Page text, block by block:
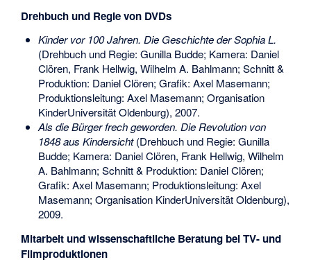
Drehbuch und Regie von DVDs
Kinder vor 100 Jahren. Die Geschichte der Sophia L.
(Drehbuch und Regie: Gunilla Budde; Kamera: Daniel
Clören, Frank Hellwig, Wilhelm A. Bahlmann; Schnitt &
Produktion: Daniel Clören; Grafik: Axel Masemann;
Produktionsleitung: Axel Masemann; Organisation
KinderUniversität Oldenburg), 2007.
Als die Bürger frech geworden. Die Revolution von
1848 aus Kindersicht(Drehbuch und Regie: Gunilla
Budde; Kamera: Daniel Clören, Frank Hellwig, Wilhelm
A. Bahlmann; Schnitt & Produktion: Daniel Clören;
Grafik: Axel Masemann; Produktionsleitung: Axel
Masemann; Organisation KinderUniversität Oldenburg),
2009.
Mitarbeit und wissenschaftliche Beratung bei TV- und
Filmproduktionen